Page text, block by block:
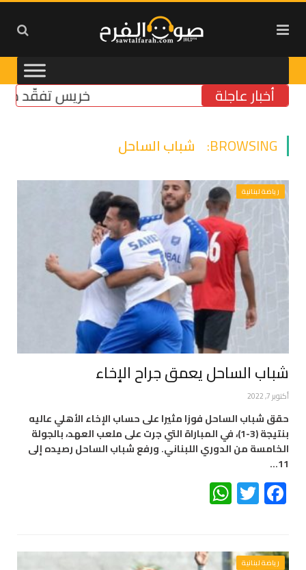
أخبار عاجلة خريس تفقّد مركز
BROWSING: شباب الساحل
رياضة لبنانية
شباب الساحل يعمق جراح الإخاء
أكتوبر 7, 2022
حقق شباب الساحل فوزا مثيرا على حساب الإخاء الأهلي عاليه
بنتيجة (3-1)، في المباراة التي جرت على ملعب العهد، بالجولة
الخامسة من الدوري اللبناني. ورفع شباب الساحل رصيده إلى
11…
Facebook
Twitter
رياضة لبنانية